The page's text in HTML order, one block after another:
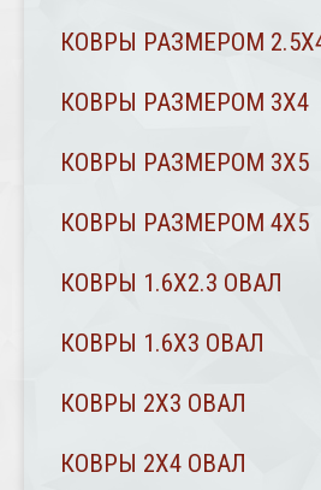
КОВРЫ РАЗМЕРОМ
КОВРЫ РАЗМЕРОМ 3Х4
КОВРЫ РАЗМЕРОМ 3Х5
КОВРЫ РАЗМЕРОМ 4Х5
КОВРЫ 1.6Х2.3 ОВАЛ
КОВРЫ 1.6Х3 ОВАЛ
КОВРЫ 2X3 ОВАЛ
КОВРЫ 2Х4 ОВАЛ